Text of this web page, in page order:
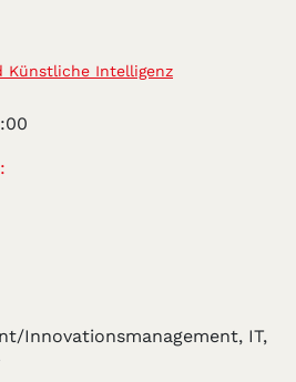
Künstliche Intelligenz
Innovationsmanagement, IT,